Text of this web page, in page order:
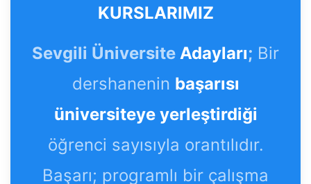
KURSLARIMIZ
Sevgili Üniversite Adayları; Bir
dershanenin başarısı
üniversiteye yerleştirdiği
öğrenci sayısıyla orantılıdır.
Başarı; programlı bir çalışma